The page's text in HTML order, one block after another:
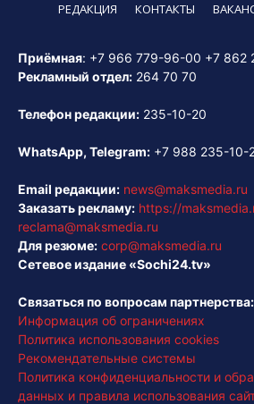
РЕДАКЦИЯ КОНТАКТЫ
Приёмная: +7 966 779-96-00 +7 862
Рекламный отдел: 264 70 70
Телефон редакции: 235-10-20
WhatsApp, Telegram: +7 988 235-10-
Email редакции: news@maksmedia.ru
Заказать рекламу: https://
reclama@maksmedia.ru
Для резюме: corp@maksmedia.ru
Сетевое издание «Sochi24.tv»
Связаться по вопросам партнерства:
Информация об ограничениях
Политика использования cookies
Рекомендательные системы
Политика конфиденциальности и
данных и правила использования